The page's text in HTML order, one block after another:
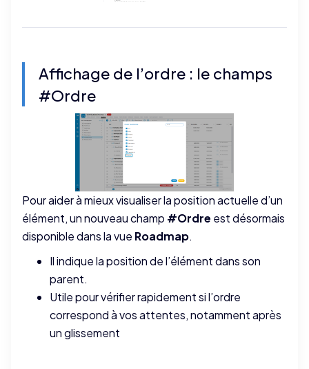
Affichage de l’ordre : le champs
#Ordre
Pour aider à mieux visualiser la position actuelle d’un
élément, un nouveau champ #Ordre est désormais
disponible dans la vue Roadmap.
Il indique la position de l’élément dans son
parent.
Utile pour vérifier rapidement si l’ordre
correspond à vos attentes, notamment après
un glissement